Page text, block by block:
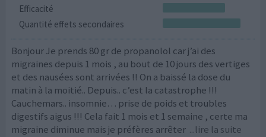
Efficacité
Quantité effets secondaires
Bonjour Je prends 80 gr de propanolol car j’ai des
migraines depuis 1 mois , au bout de 10 jours des vertiges
et des nausées sont arrivées !! On a baissé la dose du
matin à la moitié.. Depuis.. c’est la catastrophe !!!
Cauchemars.. insomnie… prise de poids et troubles
digestifs aigus !!! Cela fait 1 mois et 1 semaine , certe ma
migraine diminue mais je préfères arrêter ...lire la suite